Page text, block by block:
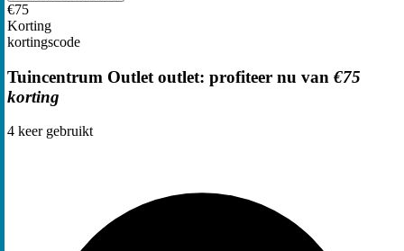
€75
Korting
kortingscode
Tuincentrum Outlet outlet: profiteer nu van €75
korting
4 keer gebruikt